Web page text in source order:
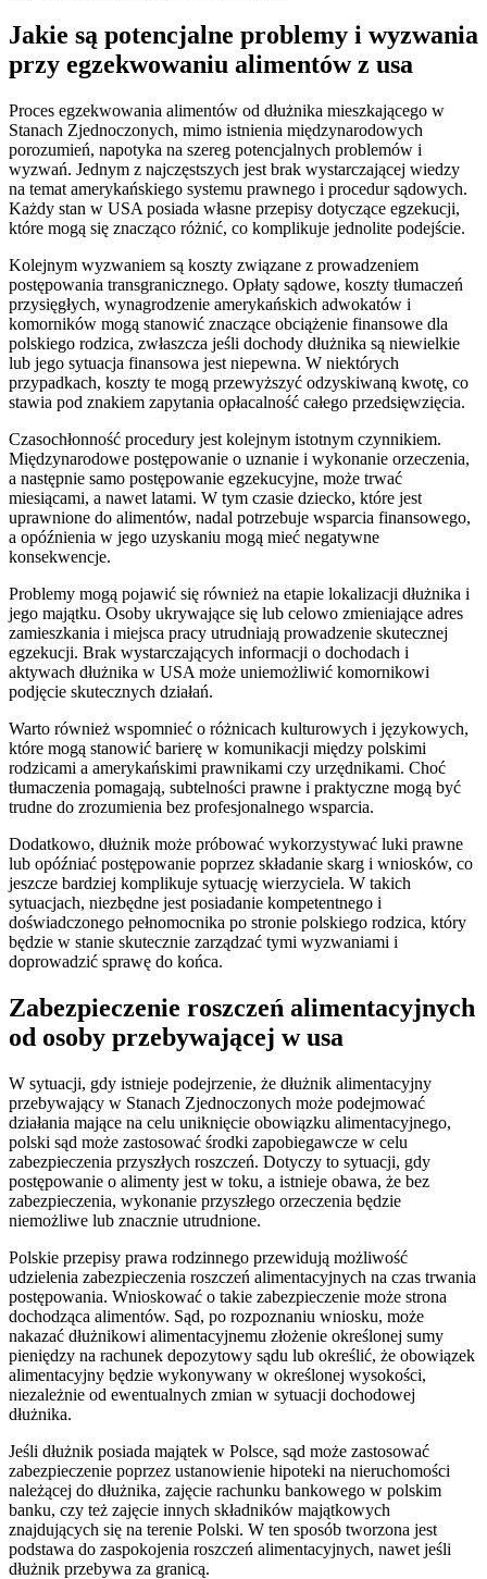
Jakie są potencjalne problemy i wyzwania
przy egzekwowaniu alimentów z usa
Proces egzekwowania alimentów od dłużnika mieszkającego w
Stanach Zjednoczonych, mimo istnienia międzynarodowych
porozumień, napotyka na szereg potencjalnych problemów i
wyzwań. Jednym z najczęstszych jest brak wystarczającej wiedzy
na temat amerykańskiego systemu prawnego i procedur sądowych.
Każdy stan w USA posiada własne przepisy dotyczące egzekucji,
które mogą się znacząco różnić, co komplikuje jednolite podejście.
Kolejnym wyzwaniem są koszty związane z prowadzeniem
postępowania transgranicznego. Opłaty sądowe, koszty tłumaczeń
przysięgłych, wynagrodzenie amerykańskich adwokatów i
komorników mogą stanowić znaczące obciążenie finansowe dla
polskiego rodzica, zwłaszcza jeśli dochody dłużnika są niewielkie
lub jego sytuacja finansowa jest niepewna. W niektórych
przypadkach, koszty te mogą przewyższyć odzyskiwaną kwotę, co
stawia pod znakiem zapytania opłacalność całego przedsięwzięcia.
Czasochłonność procedury jest kolejnym istotnym czynnikiem.
Międzynarodowe postępowanie o uznanie i wykonanie orzeczenia,
a następnie samo postępowanie egzekucyjne, może trwać
miesiącami, a nawet latami. W tym czasie dziecko, które jest
uprawnione do alimentów, nadal potrzebuje wsparcia finansowego,
a opóźnienia w jego uzyskaniu mogą mieć negatywne
konsekwencje.
Problemy mogą pojawić się również na etapie lokalizacji dłużnika i
jego majątku. Osoby ukrywające się lub celowo zmieniające adres
zamieszkania i miejsca pracy utrudniają prowadzenie skutecznej
egzekucji. Brak wystarczających informacji o dochodach i
aktywach dłużnika w USA może uniemożliwić komornikowi
podjęcie skutecznych działań.
Warto również wspomnieć o różnicach kulturowych i językowych,
które mogą stanowić barierę w komunikacji między polskimi
rodzicami a amerykańskimi prawnikami czy urzędnikami. Choć
tłumaczenia pomagają, subtelności prawne i praktyczne mogą być
trudne do zrozumienia bez profesjonalnego wsparcia.
Dodatkowo, dłużnik może próbować wykorzystywać luki prawne
lub opóźniać postępowanie poprzez składanie skarg i wniosków, co
jeszcze bardziej komplikuje sytuację wierzyciela. W takich
sytuacjach, niezbędne jest posiadanie kompetentnego i
doświadczonego pełnomocnika po stronie polskiego rodzica, który
będzie w stanie skutecznie zarządzać tymi wyzwaniami i
doprowadzić sprawę do końca.
Zabezpieczenie roszczeń alimentacyjnych
od osoby przebywającej w usa
W sytuacji, gdy istnieje podejrzenie, że dłużnik alimentacyjny
przebywający w Stanach Zjednoczonych może podejmować
działania mające na celu uniknięcie obowiązku alimentacyjnego,
polski sąd może zastosować środki zapobiegawcze w celu
zabezpieczenia przyszłych roszczeń. Dotyczy to sytuacji, gdy
postępowanie o alimenty jest w toku, a istnieje obawa, że bez
zabezpieczenia, wykonanie przyszłego orzeczenia będzie
niemożliwe lub znacznie utrudnione.
Polskie przepisy prawa rodzinnego przewidują możliwość
udzielenia zabezpieczenia roszczeń alimentacyjnych na czas trwania
postępowania. Wnioskować o takie zabezpieczenie może strona
dochodząca alimentów. Sąd, po rozpoznaniu wniosku, może
nakazać dłużnikowi alimentacyjnemu złożenie określonej sumy
pieniędzy na rachunek depozytowy sądu lub określić, że obowiązek
alimentacyjny będzie wykonywany w określonej wysokości,
niezależnie od ewentualnych zmian w sytuacji dochodowej
dłużnika.
Jeśli dłużnik posiada majątek w Polsce, sąd może zastosować
zabezpieczenie poprzez ustanowienie hipoteki na nieruchomości
należącej do dłużnika, zajęcie rachunku bankowego w polskim
banku, czy też zajęcie innych składników majątkowych
znajdujących się na terenie Polski. W ten sposób tworzona jest
podstawa do zaspokojenia roszczeń alimentacyjnych, nawet jeśli
dłużnik przebywa za granicą.